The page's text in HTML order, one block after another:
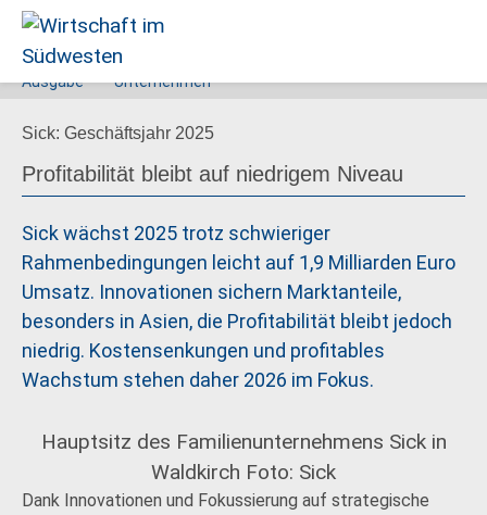
im
Südwesten
Ausgabe Unternehmen
Sick: Geschäftsjahr 2025
Profitabilität bleibt auf niedrigem Niveau
Sick wächst 2025 trotz schwieriger
Rahmenbedingungen leicht auf 1,9 Milliarden Euro
Umsatz. Innovationen sichern Marktanteile,
besonders in Asien, die Profitabilität bleibt jedoch
niedrig. Kostensenkungen und profitables
Wachstum stehen daher 2026 im Fokus.
Hauptsitz des Familienunternehmens Sick in
Waldkirch Foto: Sick
Dank Innovationen und Fokussierung auf strategische